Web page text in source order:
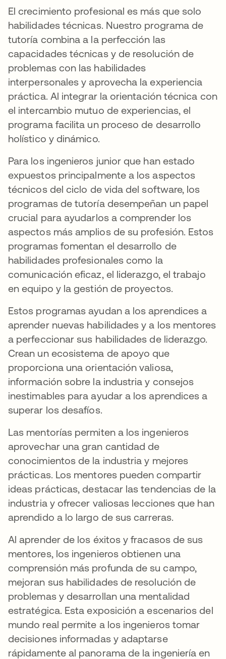
El crecimiento profesional es más que solo
habilidades técnicas. Nuestro programa de
tutoría combina a la perfección las
capacidades técnicas y de resolución de
problemas con las habilidades
interpersonales y aprovecha la experiencia
práctica. Al integrar la orientación técnica con
el intercambio mutuo de experiencias, el
programa facilita un proceso de desarrollo
holístico y dinámico.
Para los ingenieros junior que han estado
expuestos principalmente a los aspectos
técnicos del ciclo de vida del software, los
programas de tutoría desempeñan un papel
crucial para ayudarlos a comprender los
aspectos más amplios de su profesión. Estos
programas fomentan el desarrollo de
habilidades profesionales como la
comunicación eficaz, el liderazgo, el trabajo
en equipo y la gestión de proyectos.
Estos programas ayudan a los aprendices a
aprender nuevas habilidades y a los mentores
a perfeccionar sus habilidades de liderazgo.
Crean un ecosistema de apoyo que
proporciona una orientación valiosa,
información sobre la industria y consejos
inestimables para ayudar a los aprendices a
superar los desafíos.
Las mentorías permiten a los ingenieros
aprovechar una gran cantidad de
conocimientos de la industria y mejores
prácticas. Los mentores pueden compartir
ideas prácticas, destacar las tendencias de la
industria y ofrecer valiosas lecciones que han
aprendido a lo largo de sus carreras.
Al aprender de los éxitos y fracasos de sus
mentores, los ingenieros obtienen una
comprensión más profunda de su campo,
mejoran sus habilidades de resolución de
problemas y desarrollan una mentalidad
estratégica. Esta exposición a escenarios del
mundo real permite a los ingenieros tomar
decisiones informadas y adaptarse
rápidamente al panorama de la ingeniería en